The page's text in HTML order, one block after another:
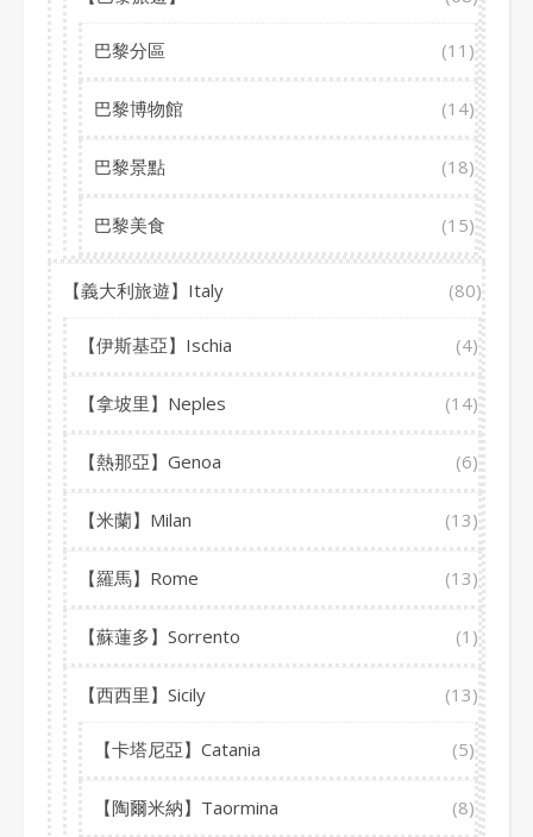
巴黎分區 (11)
巴黎博物館 (14)
巴黎景點 (18)
巴黎美食 (15)
【義大利旅遊】Italy (80)
【伊斯基亞】Ischia (4)
【拿坡里】Neples (14)
【熱那亞】Genoa (6)
【米蘭】Milan (13)
【羅馬】Rome (13)
【蘇蓮多】Sorrento (1)
【西西里】Sicily (13)
【卡塔尼亞】Catania (5)
【陶爾米納】Taormina (8)